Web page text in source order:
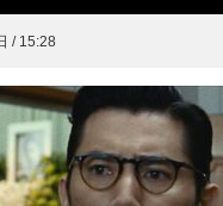
/ 15:28